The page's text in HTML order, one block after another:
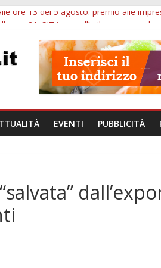
ore 13 del 5 agosto: premio alle
tempo alle imprese del Padovano:
non fanno perdere la NASpI: le tutele
uno studio dell’Università di
EVENTI PUBBLICITÀ